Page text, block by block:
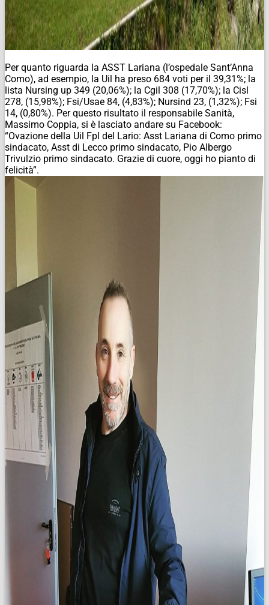
Per quanto riguarda la ASST Lariana (l’ospedale Sant’Anna
Como), ad esempio, la Uil ha preso 684 voti per il 39,31%; la
lista Nursing up 349 (20,06%); la Cgil 308 (17,70%); la Cisl
278, (15,98%); Fsi/Usae 84, (4,83%); Nursind 23, (1,32%); Fsi
14, (0,80%). Per questo risultato il responsabile Sanità,
Massimo Coppia, si è lasciato andare su Facebook:
“Ovazione della Uil Fpl del Lario: Asst Lariana di Como primo
sindacato, Asst di Lecco primo sindacato, Pio Albergo
Trivulzio primo sindacato. Grazie di cuore, oggi ho pianto di
felicità”.